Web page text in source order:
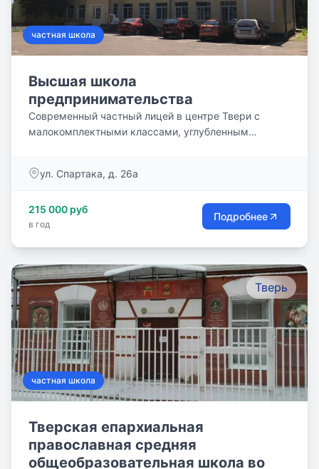
частная школа
Высшая школа
предпринимательства
Современный частный лицей в центре Твери с
малокомплектными классами, углубленным
ул. Спартака, д. 26а
215 000 руб
в год
Подробнее
Тверь
частная школа
Тверская епархиальная
православная средняя
общеобразовательная школа во